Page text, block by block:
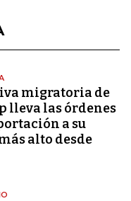
migratoria de
lleva las órdenes
a su
alto desde